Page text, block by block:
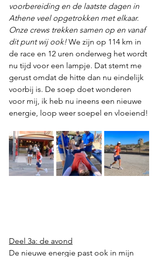
voorbereiding en de laatste dagen in
Athene veel opgetrokken met elkaar.
Onze crews trekken samen op en vanaf
dit punt wij ook! We zijn op 114 km in
de race en 12 uren onderweg het wordt
nu tijd voor een lampje. Dat stemt me
gerust omdat de hitte dan nu eindelijk
voorbij is. De soep doet wonderen
voor mij, ik heb nu ineens een nieuwe
energie, loop weer soepel en vloeiend!
Deel 3a: de avond
De nieuwe energie past ook in mijn